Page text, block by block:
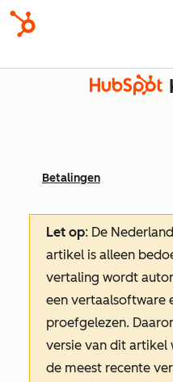
Betalingen
Let op: De
artikel is alleen
vertaling wordt
een vertaalsoftware
proefgelezen.
versie van dit artikel
de meest recente